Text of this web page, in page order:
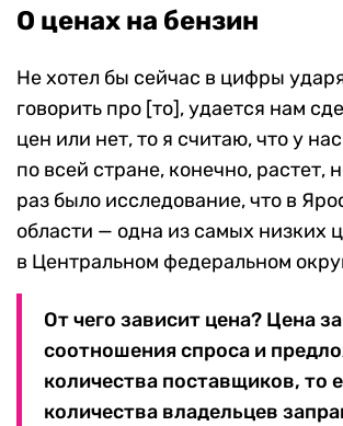
О ценах на бензин
Не хотел бы сейчас в цифры
говорить про [то], удается нам
цен или нет, то я считаю, что у
по всей стране, конечно, растет,
раз было исследование, что в
области — одна из самых низких
в Центральном федеральном
От чего зависит цена? Цена
соотношения спроса и
количества поставщиков, то
количества владельцев